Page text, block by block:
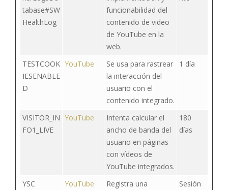
tabase#SW
HealthLog
funcionabilidad del
contenido de video
de YouTube en la
web.
TESTCOOK
IESENABLE
D
YouTube
Se usa para rastrear
la interacción del
usuario con el
contenido integrado.
1 día
VISITOR_IN
FO1_LIVE
YouTube
Intenta calcular el
ancho de banda del
usuario en páginas
con vídeos de
YouTube integrados.
180
días
YSC YouTube
Registra una
Sesión